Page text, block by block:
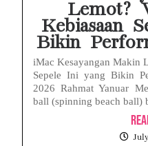
Lemot?
Kebiasaan
Bikin
iMac Kesayangan Makin
Sepele Ini yang Bikin
2026 Rahmat Yanuar
ball (spinning beach ball)